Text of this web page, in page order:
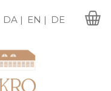
DA | EN | DE